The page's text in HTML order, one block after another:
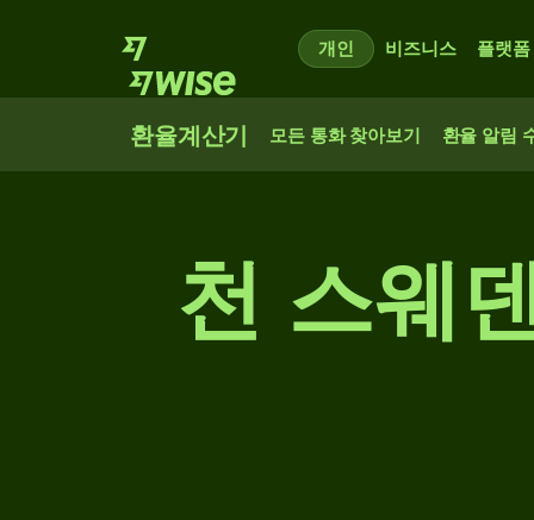
개인 비즈니스 플랫폼
환율계산기 모든 통화 찾아보기 환율 알림
천 스웨